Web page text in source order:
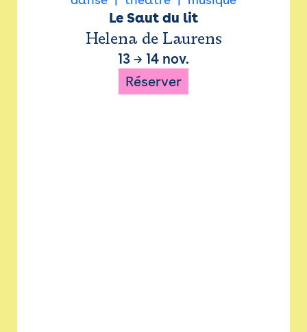
Le Saut du lit
Helena de Laurens
13 → 14 nov.
Réserver